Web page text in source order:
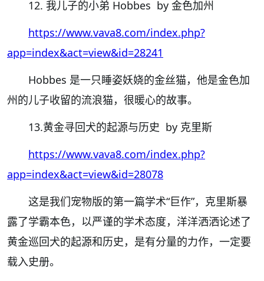
12. 我儿子的小弟 Hobbes by 金色加州
https://www.vava8.com/index.php?
app=index&act=view&id=28241
Hobbes 是一只睡姿妖娆的金丝猫，他是金色加
州的儿子收留的流浪猫，很暖心的故事。
13.黄金寻回犬的起源与历史 by 克里斯
https://www.vava8.com/index.php?
app=index&act=view&id=28078
这是我们宠物版的第一篇学术“巨作”，克里斯暴
露了学霸本色，以严谨的学术态度，洋洋洒洒论述了
黄金巡回犬的起源和历史，是有分量的力作，一定要
载入史册。